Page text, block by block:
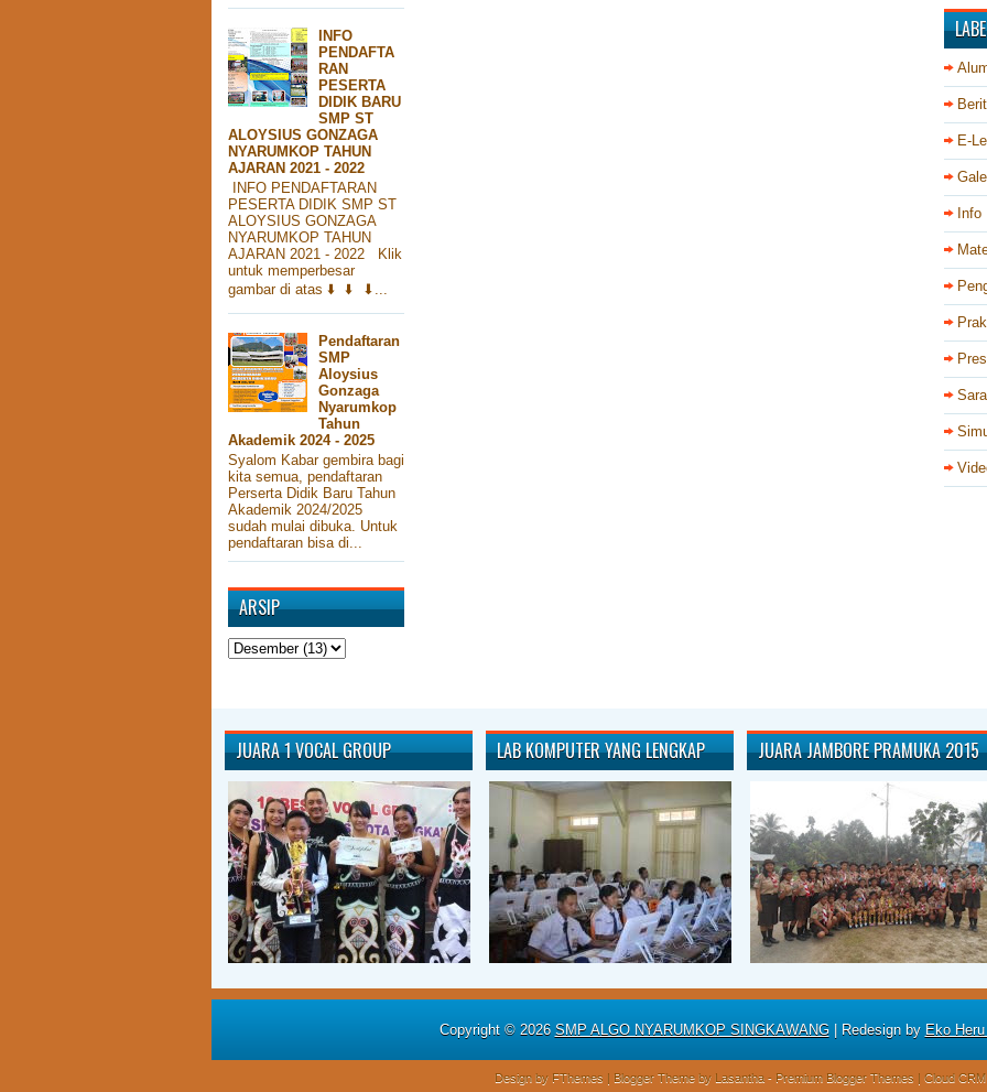
INFO
PENDAFTA
RAN
PESERTA
DIDIK BARU
SMP ST
ALOYSIUS GONZAGA
NYARUMKOP TAHUN
AJARAN 2021 - 2022
INFO PENDAFTARAN
PESERTA DIDIK SMP ST
ALOYSIUS GONZAGA
NYARUMKOP TAHUN
AJARAN 2021 - 2022 Klik
untuk memperbesar
gambar di atas ⬇️ ⬇️ ⬇...
Pendaftaran
SMP
Aloysius
Gonzaga
Nyarumkop
Tahun
Akademik 2024 - 2025
Syalom Kabar gembira bagi
kita semua, pendaftaran
Perserta Didik Baru Tahun
Akademik 2024/2025
sudah mulai dibuka. Untuk
pendaftaran bisa di...
ARSIP
E-
Info
JUARA 1 VOCAL GROUP LAB KOMPUTER YANG LENGKAP JUARA JAMBORE PRAMUKA 2015
Copyright © 2026 SMP ALGO NYARUMKOP SINGKAWANG| Redesign by Eko
Design by FThemes | Blogger Theme by Lasantha - Premium Blogger Themes | Cloud CRM